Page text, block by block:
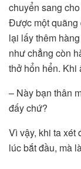
chuyển sang
Được một quãng
lại lấy thêm
như chẳng còn
thở hổn hển. Khi
– Này bạn thân
đấy chứ?
Vì vậy, khi ta xét
lúc bắt đầu, mà